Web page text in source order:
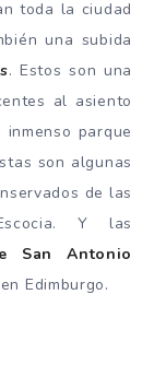
toda la ciudad
una subida
. Estos son una
al asiento
parque
son algunas
de las
Y las
San Antonio
Edimburgo.